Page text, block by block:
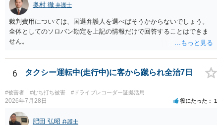
奥村 徹 弁護士
裁判費用については、国選弁護人を選べばそうかからないでしょう。
全体としてのソロバン勘定を上記の情報だけで回答することはできま
せん。
6 タクシー運転中(走行中)に客から蹴られ全治7日
#被害者 #むち打ち被害 #ドライブレコーダー証拠活用
2026年7月28日 役にたった 1
肥田 弘昭 弁護士